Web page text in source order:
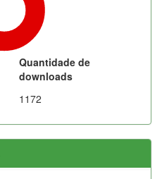
Quantidade de
downloads
1172